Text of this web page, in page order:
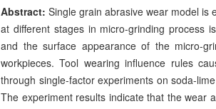
理论参考和实验依据.
关键词:微磨具,钠钙玻璃,磨粒磨损, 磨损机理,
Abstract:
Single grain abrasive wear model
at different stages in micro-grinding process
and the surface appearance of the micro-